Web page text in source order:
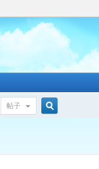
帖子